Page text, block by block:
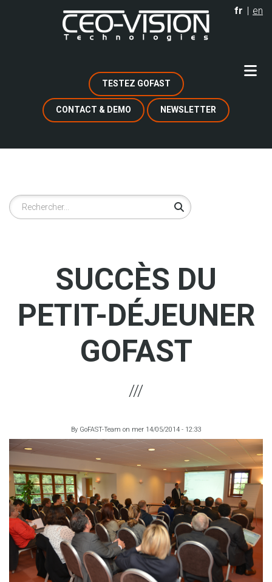
fr en
TESTEZ GOFAST
CONTACT & DEMO NEWSLETTER
Rechercher
SUCCÈS DU
PETIT-DÉJEUNER
GOFAST
By GoFAST-Team on mer 14/05/2014 - 12:33